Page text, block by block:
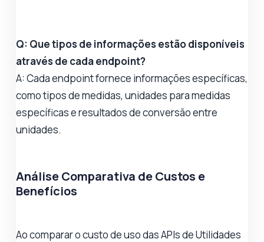
Q: Que tipos de informações estão disponíveis
através de cada endpoint?
A: Cada endpoint fornece informações específicas,
como tipos de medidas, unidades para medidas
específicas e resultados de conversão entre
unidades.
Análise Comparativa de Custos e
Benefícios
Ao comparar o custo de uso das APIs de Utilidades